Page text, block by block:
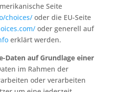
Seite
choices/oder die EU-Seite
oder generell auf
erklärt werden.
Daten auf Grundlage einer
im Rahmen der
oder verarbeiten